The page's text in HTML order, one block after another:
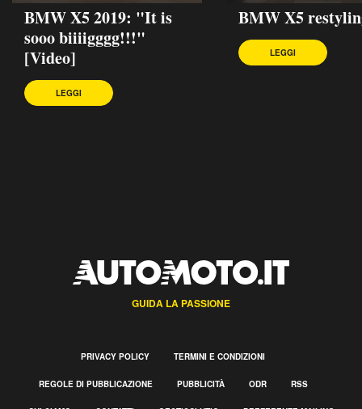
BMW X5 2019: "It is
sooo biiiigggg!!!"
[Video]
LEGGI
BMW X5
LEGGI
GUIDA LA PASSIONE
PRIVACY POLICY TERMINI E CONDIZIONI
REGOLE DI PUBBLICAZIONE PUBBLICITÀ ODR RSS